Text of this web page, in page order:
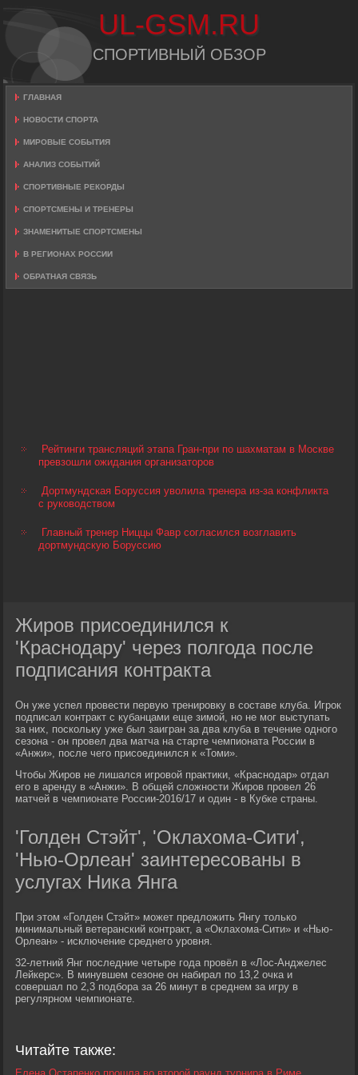
UL-GSM.RU
СПОРТИВНЫЙ ОБЗОР
ГЛАВНАЯ
НОВОСТИ СПОРТА
МИРОВЫЕ СОБЫТИЯ
АНАЛИЗ СОБЫТИЙ
СПОРТИВНЫЕ РЕКОРДЫ
СПОРТСМЕНЫ И ТРЕНЕРЫ
ЗНАМЕНИТЫЕ СПОРТСМЕНЫ
В РЕГИОНАХ РОССИИ
ОБРАТНАЯ СВЯЗЬ
Рейтинги трансляций этапа Гран-при по шахматам в Москве
превзошли ожидания организаторов
Дортмундская Боруссия уволила тренера из-за конфликта
с руководством
Главный тренер Ниццы Фавр согласился возглавить
дортмундскую Боруссию
Жиров присоединился к
'Краснодару' через полгода после
подписания контракта
Он уже успел провести первую тренировку в составе клуба. Игрок
подписал контракт с кубанцами еще зимой, но не мог выступать
за них, поскольку уже был заигран за два клуба в течение одного
сезона - он провел два матча на старте чемпионата России в
«Анжи», после чего присоединился к «Томи».
Чтобы Жиров не лишался игровой практики, «Краснодар» отдал
его в аренду в «Анжи». В общей сложности Жиров провел 26
матчей в чемпионате России-2016/17 и один - в Кубке страны.
'Голден Стэйт', 'Оклахома-Сити',
'Нью-Орлеан' заинтересованы в
услугах Ника Янга
При этом «Голден Стэйт» может предложить Янгу только
минимальный ветеранский контракт, а «Оклахома-Сити» и «Нью-
Орлеан» - исключение среднего уровня.
32-летний Янг последние четыре года провёл в «Лос-Анджелес
Лейкерс». В минувшем сезоне он набирал по 13,2 очка и
совершал по 2,3 подбора за 26 минут в среднем за игру в
регулярном чемпионате.
Читайте также: